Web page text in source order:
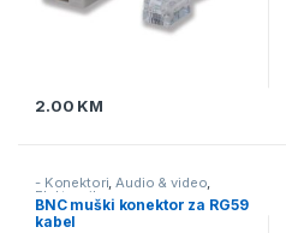
2.00 KM
- Konektori,Audio & video,
Elektronika
BNC muški konektor za RG59
kabel